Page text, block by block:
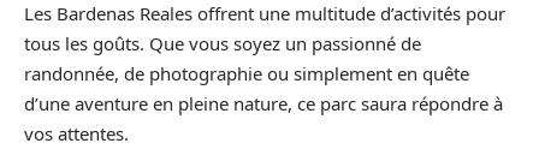
Les Bardenas Reales offrent une multitude d’activités pour
tous les goûts. Que vous soyez un passionné de
randonnée, de photographie ou simplement en quête
d’une aventure en pleine nature, ce parc saura répondre à
vos attentes.